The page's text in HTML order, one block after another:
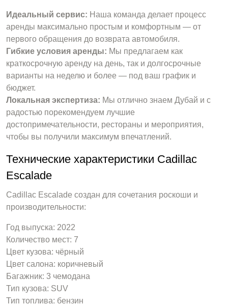
Идеальный сервис: Наша команда делает процесс
аренды максимально простым и комфортным — от
первого обращения до возврата автомобиля.
Гибкие условия аренды: Мы предлагаем как
краткосрочную аренду на день, так и долгосрочные
варианты на неделю и более — под ваш график и
бюджет.
Локальная экспертиза: Мы отлично знаем Дубай и с
радостью порекомендуем лучшие
достопримечательности, рестораны и мероприятия,
чтобы вы получили максимум впечатлений.
Технические характеристики Cadillac
Escalade
Cadillac Escalade создан для сочетания роскоши и
производительности:
Год выпуска: 2022
Количество мест: 7
Цвет кузова: чёрный
Цвет салона: коричневый
Багажник: 3 чемодана
Тип кузова: SUV
Тип топлива: бензин